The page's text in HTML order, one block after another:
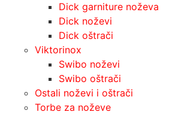
Dick garniture noževa
Dick noževi
Dick oštrači
Viktorinox
Swibo noževi
Swibo oštrači
Ostali noževi i oštrači
Torbe za noževe